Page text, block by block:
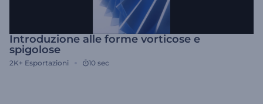
Introduzione alle forme vorticose e
spigolose
2K+ Esportazioni 10 sec